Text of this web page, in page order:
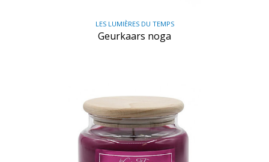
LES LUMIÈRES DU TEMPS
Geurkaars noga